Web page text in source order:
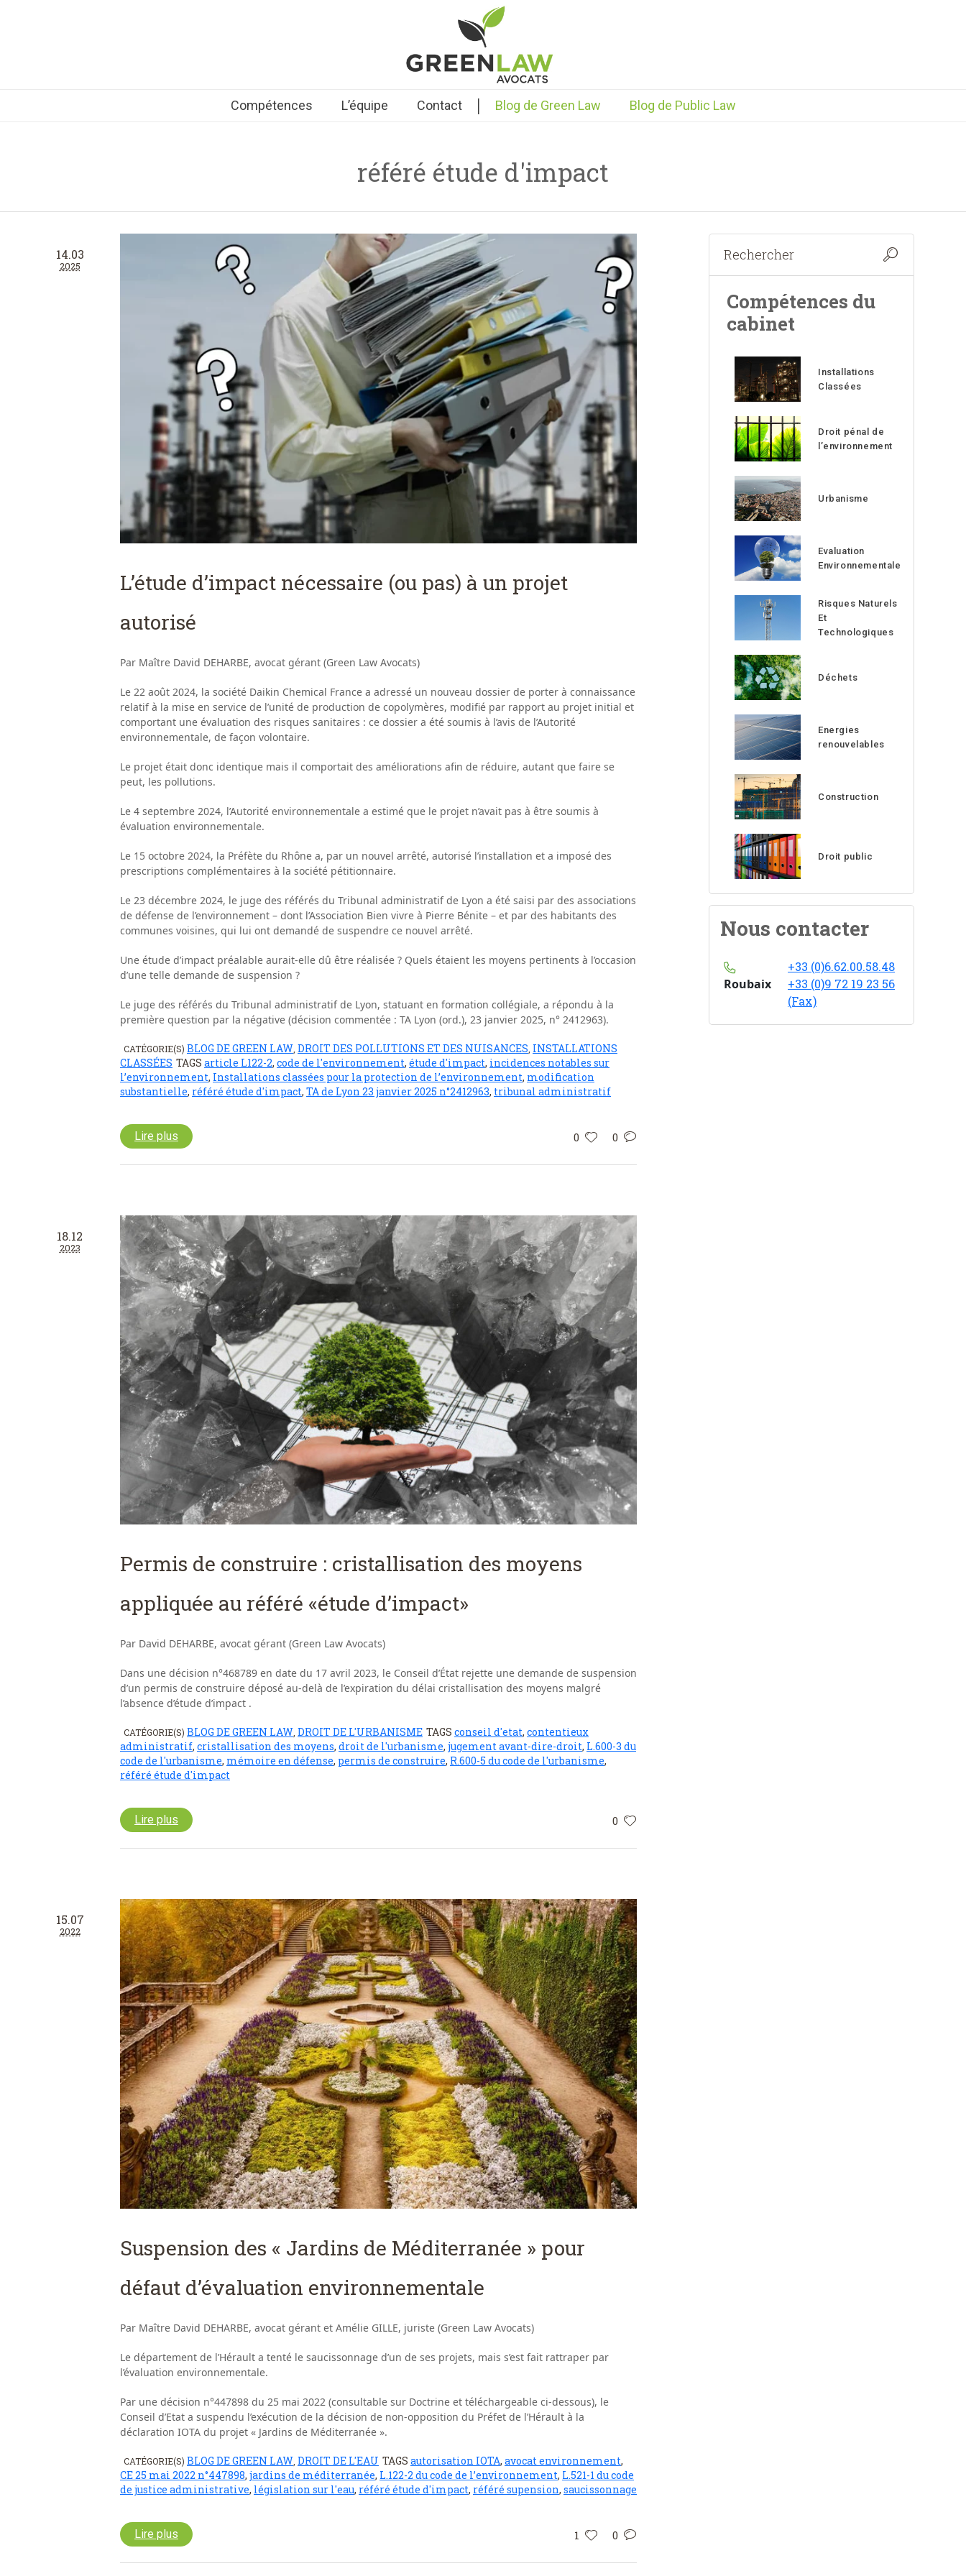
Compétences L’équipe Contact | Blog de Green Law Blog de Public Law
référé étude d'impact
14.03
2025
L’étude d’impact nécessaire (ou pas) à un projet
autorisé
Par Maître David DEHARBE, avocat gérant (Green Law Avocats)
Le 22 août 2024, la société Daikin Chemical France a adressé un nouveau dossier de porter à connaissance
relatif à la mise en service de l’unité de production de copolymères, modifié par rapport au projet initial et
comportant une évaluation des risques sanitaires : ce dossier a été soumis à l’avis de l’Autorité
environnementale, de façon volontaire.
Le projet était donc identique mais il comportait des améliorations afin de réduire, autant que faire se
peut, les pollutions.
Le 4 septembre 2024, l’Autorité environnementale a estimé que le projet n’avait pas à être soumis à
évaluation environnementale.
Le 15 octobre 2024, la Préfète du Rhône a, par un nouvel arrêté, autorisé l’installation et a imposé des
prescriptions complémentaires à la société pétitionnaire.
Le 23 décembre 2024, le juge des référés du Tribunal administratif de Lyon a été saisi par des associations
de défense de l’environnement – dont l’Association Bien vivre à Pierre Bénite – et par des habitants des
communes voisines, qui lui ont demandé de suspendre ce nouvel arrêté.
Une étude d’impact préalable aurait-elle dû être réalisée ? Quels étaient les moyens pertinents à l’occasion
d’une telle demande de suspension ?
Le juge des référés du Tribunal administratif de Lyon, statuant en formation collégiale, a répondu à la
première question par la négative (décision commentée : TA Lyon (ord.), 23 janvier 2025, n° 2412963).
CATÉGORIE(S) BLOG DE GREEN LAW DROIT DES POLLUTIONS ET DES NUISANCES INSTALLATIONS
CLASSÉES TAGS article L122-2, code de l'environnement, étude d'impact, incidences notables sur
l’environnement, Installations classées pour la protection de l’environnement, modification
substantielle, référé étude d'impact, TA de Lyon 23 janvier 2025 n°2412963, tribunal administratif
0 0
Lire plus
18.12
2023
Permis de construire : cristallisation des moyens
appliquée au référé «étude d’impact»
Par David DEHARBE, avocat gérant (Green Law Avocats)
Dans une décision n°468789 en date du 17 avril 2023, le Conseil d’État rejette une demande de suspension
d’un permis de construire déposé au-delà de l’expiration du délai cristallisation des moyens malgré
l’absence d’étude d’impact .
CATÉGORIE(S) BLOG DE GREEN LAW, DROIT DE L'URBANISME TAGS conseil d'etat, contentieux
administratif, cristallisation des moyens, droit de l'urbanisme, jugement avant-dire-droit, L.600-3 du
code de l'urbanisme, mémoire en défense, permis de construire, R.600-5 du code de l'urbanisme,
référé étude d'impact
0
Lire plus
15.07
2022
Suspension des « Jardins de Méditerranée » pour
défaut d’évaluation environnementale
Par Maître David DEHARBE, avocat gérant et Amélie GILLE, juriste (Green Law Avocats)
Le département de l’Hérault a tenté le saucissonnage d’un de ses projets, mais s’est fait rattraper par
l’évaluation environnementale.
Par une décision n°447898 du 25 mai 2022 (consultable sur Doctrine et téléchargeable ci-dessous), le
Conseil d’Etat a suspendu l’exécution de la décision de non-opposition du Préfet de l’Hérault à la
déclaration IOTA du projet « Jardins de Méditerranée ».
CATÉGORIE(S) BLOG DE GREEN LAW DROIT DE L'EAU TAGS autorisation IOTA, avocat environnement,
CE 25 mai 2022 n°447898, jardins de méditerranée, L.122-2 du code de l’environnement, L.521-1 du code
de justice administrative, législation sur l'eau, référé étude d'impact, référé supension, saucissonnage
1 0
Lire plus
Compétences du
cabinet
Installations
Classées
Droit pénal de
l’environnement
Urbanisme
Evaluation
Environnementale
Risques Naturels
Et
Technologiques
Déchets
Energies
renouvelables
Construction
Droit public
Nous contacter
Roubaix
+33 (0)6.62.00.58.48
+33 (0)9 72 19 23 56
(Fax)